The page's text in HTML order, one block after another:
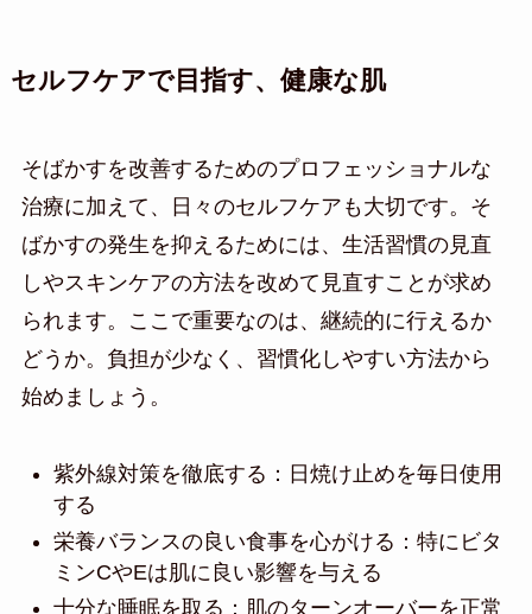
セルフケアで目指す、健康な肌
そばかすを改善するためのプロフェッショナルな
治療に加えて、日々のセルフケアも大切です。そ
ばかすの発生を抑えるためには、生活習慣の見直
しやスキンケアの方法を改めて見直すことが求め
られます。ここで重要なのは、継続的に行えるか
どうか。負担が少なく、習慣化しやすい方法から
始めましょう。
紫外線対策を徹底する：日焼け止めを毎日使用
する
栄養バランスの良い食事を心がける：特にビタ
ミンCやEは肌に良い影響を与える
十分な睡眠を取る：肌のターンオーバーを正常